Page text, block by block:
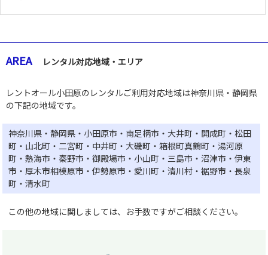
AREA レンタル対応地域・エリア
レントオール小田原のレンタルご利用対応地域は神奈川県・静岡県
の下記の地域です。
神奈川県・静岡県・小田原市・南足柄市・大井町・開成町・松田
町・山北町・二宮町・中井町・大磯町・箱根町真鶴町・湯河原
町・熱海市・秦野市・御殿場市・小山町・三島市・沼津市・伊東
市・厚木市相模原市・伊勢原市・愛川町・清川村・裾野市・長泉
町・清水町
この他の地域に関しましては、お手数ですがご相談ください。